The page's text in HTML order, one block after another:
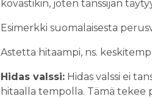
kovastikin, joten tanssijan
Esimerkki suomalaisesta
Astetta hitaampi, ns.
Hidas valssi: Hidas valssi ei
hitaalla tempolla. Tämä tekee